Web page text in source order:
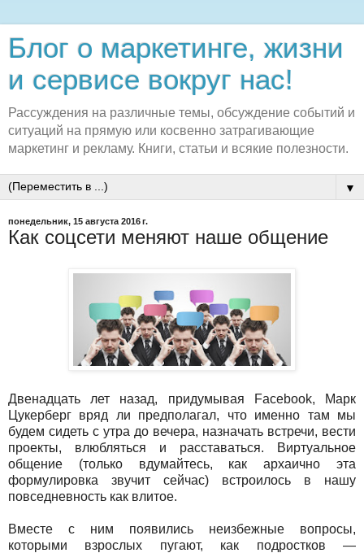
Блог о маркетинге, жизни
и сервисе вокруг нас!
Рассуждения на различные темы, обсуждение событий и
ситуаций на прямую или косвенно затрагивающие
маркетинг и рекламу. Книги, статьи и всякие полезности.
▼
понедельник, 15 августа 2016 г.
Как соцсети меняют наше общение
Двенадцать лет назад, придумывая Facebook, Марк
Цукерберг вряд ли предполагал, что именно там мы
будем сидеть с утра до вечера, назначать встречи, вести
проекты, влюбляться и расставаться. Виртуальное
общение (только вдумайтесь, как архаично эта
формулировка звучит сейчас) встроилось в нашу
повседневность как влитое.
Вместе с ним появились неизбежные вопросы,
которыми взрослых пугают, как подростков —